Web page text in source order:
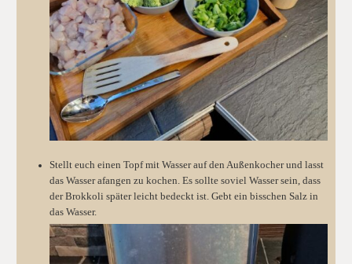
Stellt euch einen Topf mit Wasser auf den Außenkocher und lasst
das Wasser afangen zu kochen. Es sollte soviel Wasser sein, dass
der Brokkoli später leicht bedeckt ist. Gebt ein bisschen Salz in
das Wasser.